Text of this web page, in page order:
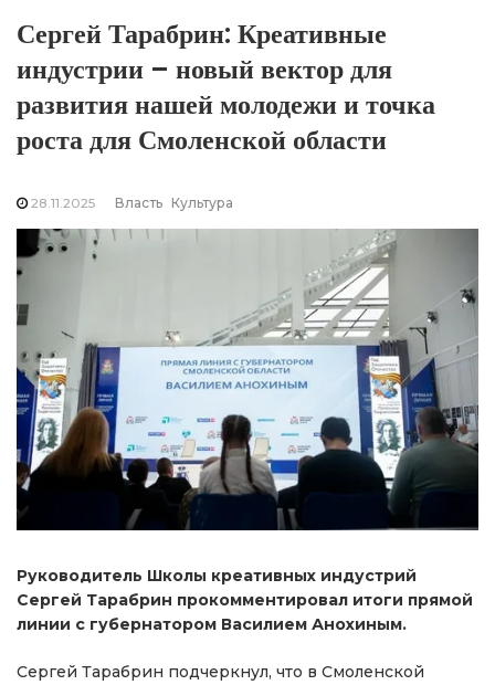
Сергей Тарабрин: Креативные
индустрии – новый вектор для
развития нашей молодежи и точка
роста для Смоленской области
28.11.2025 Власть Культура
Руководитель Школы креативных индустрий
Сергей Тарабрин прокомментировал итоги прямой
линии с губернатором Василием Анохиным.
Сергей Тарабрин подчеркнул, что в Смоленской